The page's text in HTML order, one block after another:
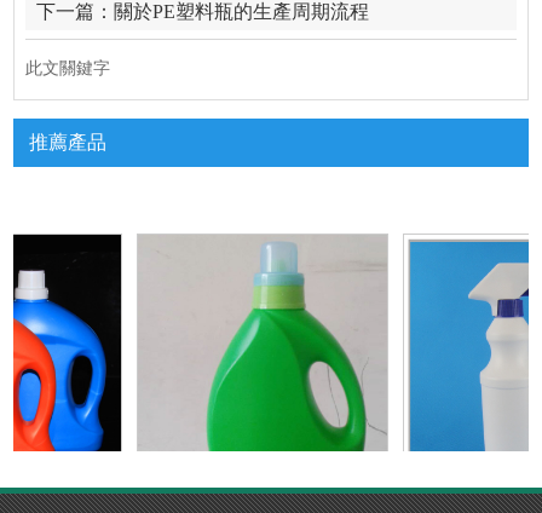
下一篇： 關於PE塑料瓶的生產周期流程
此文關鍵字
推薦產品
载生產廠家 洗衣液瓶生產廠 噴霧瓶廠